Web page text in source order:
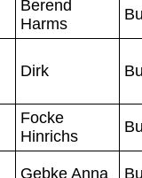
Berend
Harms
Dirk
Focke
Hinrichs
Gebke Anna